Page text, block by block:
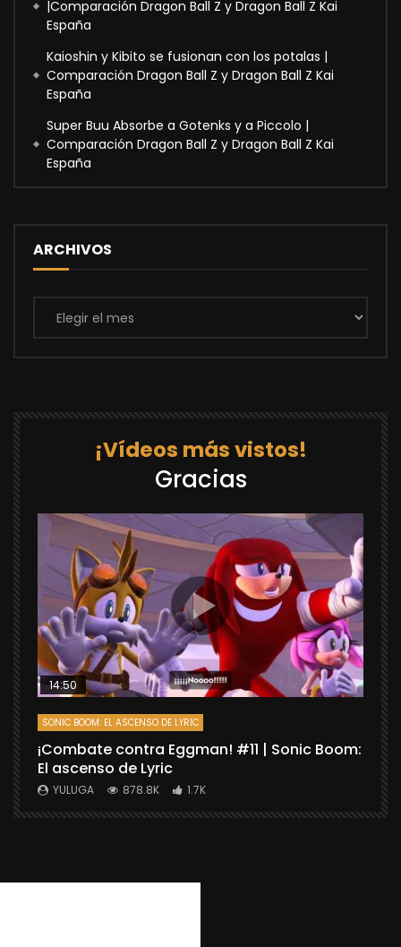
|Comparación Dragon Ball Z y Dragon Ball Z Kai
España
Kaioshin y Kibito se fusionan con los potalas |
Comparación Dragon Ball Z y Dragon Ball Z Kai
España
Super Buu Absorbe a Gotenks y a Piccolo |
Comparación Dragon Ball Z y Dragon Ball Z Kai
España
ARCHIVOS
Archivos
¡Vídeos más vistos!
Gracias
14:50
SONIC BOOM: EL ASCENSO DE LYRIC
¡Combate contra Eggman! #11 | Sonic Boom:
El ascenso de Lyric
YULUGA 878.8K 1.7K